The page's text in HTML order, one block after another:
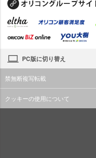
PC版に切り替え
禁無断複写転載
クッキーの使用について